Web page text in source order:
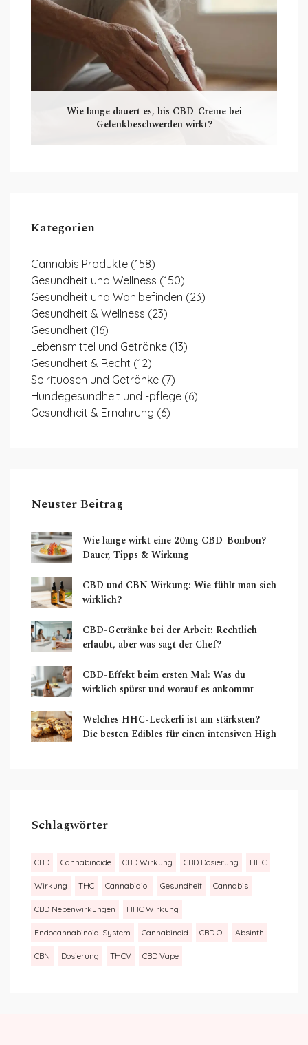
Wie lange dauert es, bis CBD-Creme bei
Gelenkbeschwerden wirkt?
Kategorien
Cannabis Produkte (158)
Gesundheit und Wellness (150)
Gesundheit und Wohlbefinden (23)
Gesundheit & Wellness (23)
Gesundheit (16)
Lebensmittel und Getränke (13)
Gesundheit & Recht (12)
Spirituosen und Getränke (7)
Hundegesundheit und -pflege (6)
Gesundheit & Ernährung (6)
Neuster Beitrag
Wie lange wirkt eine 20mg CBD-Bonbon?
Dauer, Tipps & Wirkung
CBD und CBN Wirkung: Wie fühlt man sich
wirklich?
CBD-Getränke bei der Arbeit: Rechtlich
erlaubt, aber was sagt der Chef?
CBD-Effekt beim ersten Mal: Was du
wirklich spürst und worauf es ankommt
Welches HHC-Leckerli ist am stärksten?
Die besten Edibles für einen intensiven High
Schlagwörter
CBD Cannabinoide CBD Wirkung CBD Dosierung HHC
Wirkung THC Cannabidiol Gesundheit Cannabis
CBD Nebenwirkungen HHC Wirkung
Endocannabinoid-System Cannabinoid CBD Öl Absinth
CBN Dosierung THCV CBD Vape